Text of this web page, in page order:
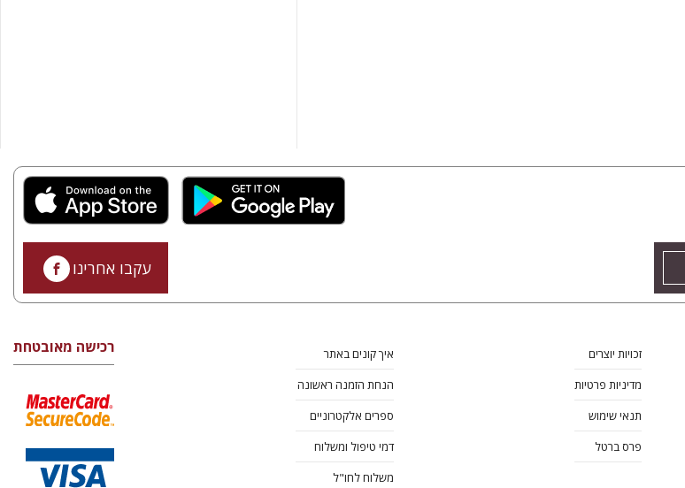
עקבו אחרינו
זכויות יוצרים
מדיניות פרטיות
תנאי שימוש
פרס ברטל
איך קונים באתר
הנחת הזמנה ראשונה
ספרים אלקטרוניים
דמי טיפול ומשלוח
משלוח לחו"ל
רכישה מאובטחת